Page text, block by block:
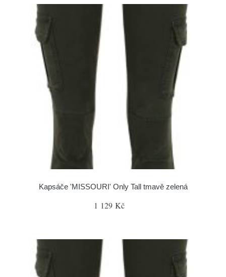
Kapsáče 'MISSOURI' Only Tall tmavě zelená
1 129 Kč